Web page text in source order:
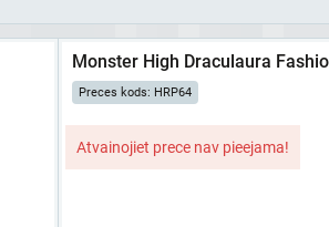
Monster High Draculaura
Preces kods: HRP64
Atvainojiet prece nav pieejama!